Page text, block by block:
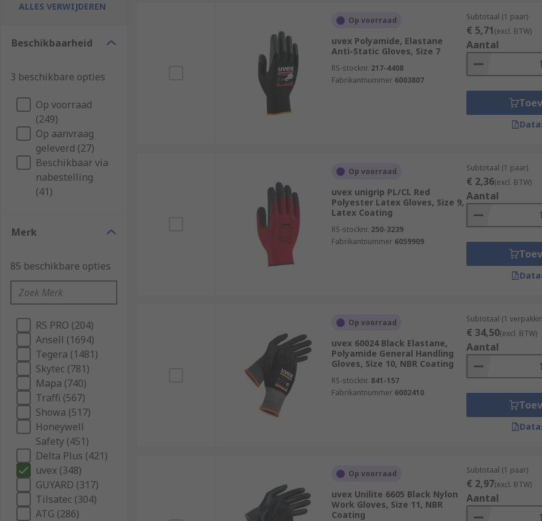
ALLES VERWIJDEREN
Beschikbaarheid
3 beschikbare opties
Op voorraad
(249)
Op aanvraag
geleverd (27)
Beschikbaar via
nabestelling
(41)
Merk
85 beschikbare opties
RS PRO (204)
Ansell (1694)
Tegera (1481)
Skytec (781)
Mapa (740)
Traffi (567)
Showa (517)
Honeywell
Safety (451)
Delta Plus (421)
uvex (348)
GUYARD (317)
Tilsatec (304)
ATG (286)
Op voorraad
uvex Polyamide, Elastane
Anti-Static Gloves, Size 7
RS-stocknr. 217-4408
Fabrikantnummer 6003807
Subtotaal (1 paar)
€ 5,71(excl. BTW)
Aantal
Op voorraad
uvex unigrip PL/CL Red
Polyester Latex Gloves, Size 9,
Latex Coating
RS-stocknr. 250-3239
Fabrikantnummer 6059909
Subtotaal (1 paar)
€ 2,36(excl. BTW)
Aantal
Op voorraad
uvex 60024 Black Elastane,
Polyamide General Handling
Gloves, Size 10, NBR Coating
RS-stocknr. 841-157
Fabrikantnummer 6002410
Subtotaal (1
€ 34,50(excl. BTW)
Aantal
Op voorraad
uvex Unilite 6605 Black Nylon
Work Gloves, Size 11, NBR
Coating
Subtotaal (1 paar)
€ 2,97(excl. BTW)
Aantal